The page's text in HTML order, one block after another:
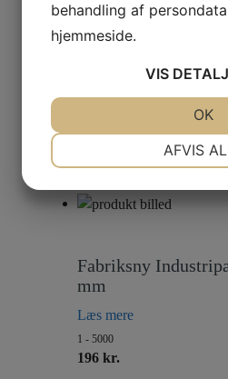
mm – TYPE:
1 - 5000
Fabriksny
mm
Læs mere
1 - 5000
196 kr.
behandling af
hjemmeside.
VIS
MARKETING
AFVIS
OK